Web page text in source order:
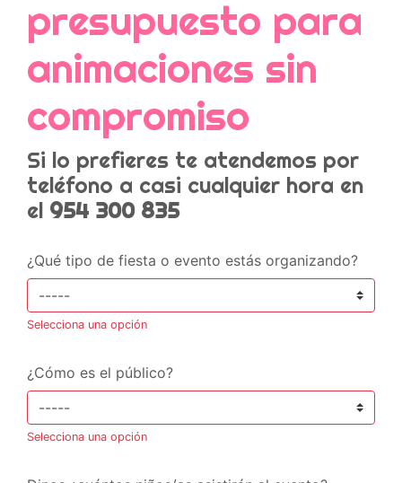
presupuesto para
animaciones sin
compromiso
Si lo prefieres te atendemos por
teléfono a casi cualquier hora en
el 954 300 835
¿Qué tipo de fiesta o evento estás organizando?
Selecciona una opción
¿Cómo es el público?
Selecciona una opción